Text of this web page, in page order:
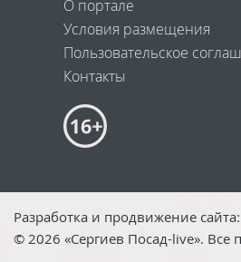
О портале
Условия размещения
Пользовательское
Контакты
Разработка и продвижение сайта:
© 2026 «Сергиев Посад-live».